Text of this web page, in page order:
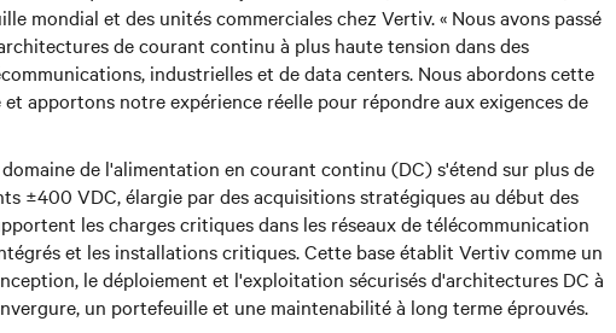
mondial et des unités commerciales chez Vertiv. « Nous avons passé
de courant continu à plus haute tension dans des
industrielles et de data centers. Nous abordons cette
apportons notre expérience réelle pour répondre aux exigences de
de l'alimentation en courant continu (DC) s'étend sur plus de
±400 VDC, élargie par des acquisitions stratégiques au début des
les charges critiques dans les réseaux de télécommunication
et les installations critiques. Cette base établit Vertiv comme un
le déploiement et l'exploitation sécurisés d'architectures DC à
un portefeuille et une maintenabilité à long terme éprouvés.